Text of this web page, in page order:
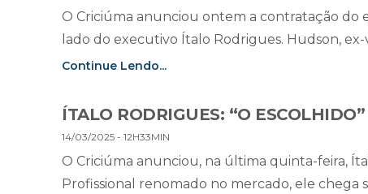
O Criciúma anunciou ontem a contratação
lado do executivo Ítalo Rodrigues. Hudson,
Continue Lendo...
ÍTALO RODRIGUES: “O ESCOLHIDO”
14/03/2025 - 12H33MIN
O Criciúma anunciou, na última quinta-feira,
Profissional renomado no mercado, ele